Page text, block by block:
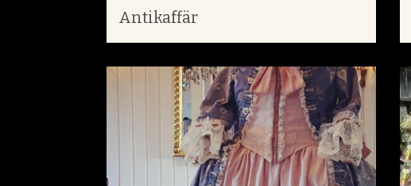
Antikaffär